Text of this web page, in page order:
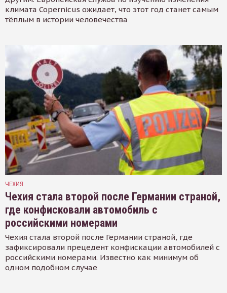
климата Copernicus ожидает, что этот год станет самым
тёплым в истории человечества
ЧЕХИЯ
Чехия стала второй после Германии страной,
где конфисковали автомобиль с
российскими номерами
Чехия стала второй после Германии страной, где
зафиксировали прецедент конфискации автомобилей с
российскими номерами. Известно как минимум об
одном подобном случае